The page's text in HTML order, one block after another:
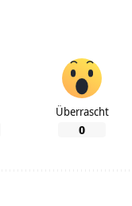
Überrascht
0